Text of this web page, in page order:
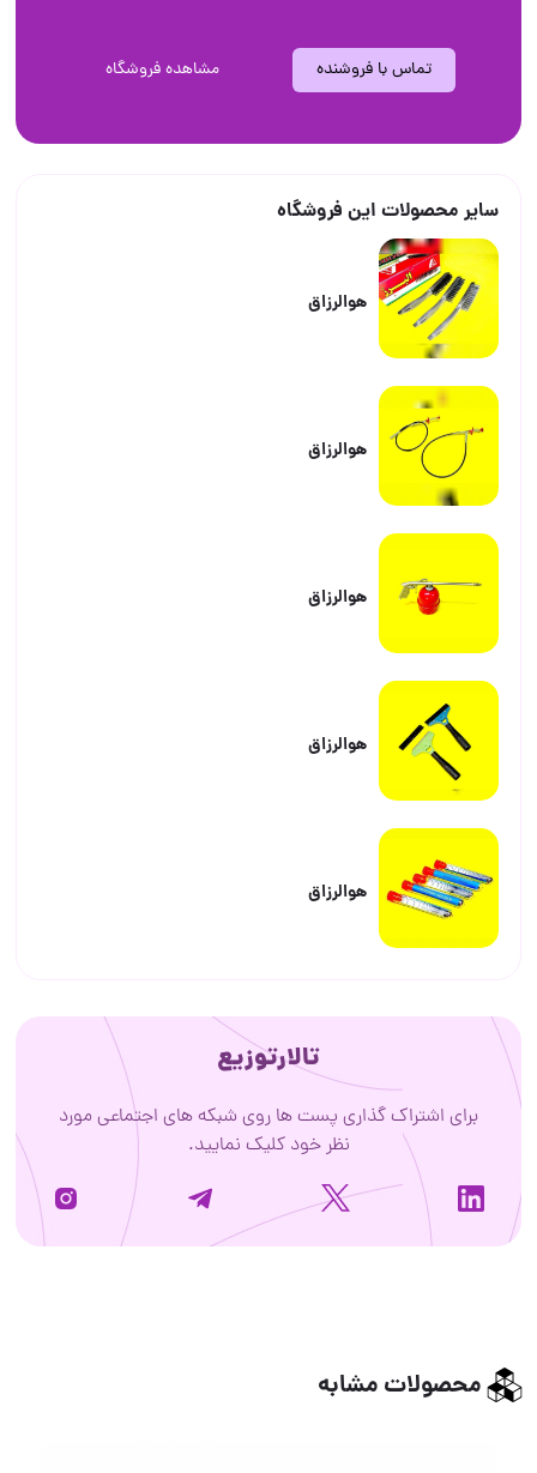
تماس با فروشنده مشاهده فروشگاه
سایر محصولات این فروشگاه
هوالرزاق
هوالرزاق
هوالرزاق
هوالرزاق
هوالرزاق
تالارتوزیع
برای اشتراک گذاری پست ها روی شبکه های اجتماعی مورد
نظر خود کلیک نمایید.
محصولات مشابه